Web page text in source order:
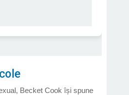
Becket Cook își spune